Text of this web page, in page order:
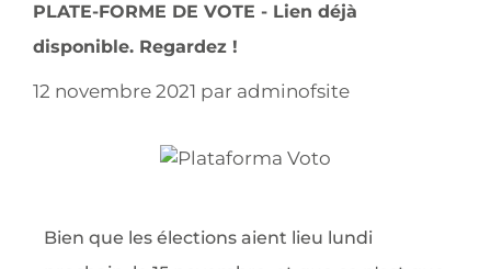
PLATE-FORME DE VOTE - Lien déjà
disponible. Regardez !
12 novembre 2021 par adminofsite
Bien que les élections aient lieu lundi